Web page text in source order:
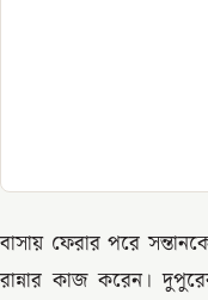
বাসায় ফেরার পরে
রান্নার কাজ করেন।